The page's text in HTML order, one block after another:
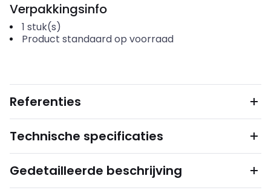
Verpakkingsinfo
1 stuk(s)
Product standaard op voorraad
Referenties
Technische specificaties
Gedetailleerde beschrijving